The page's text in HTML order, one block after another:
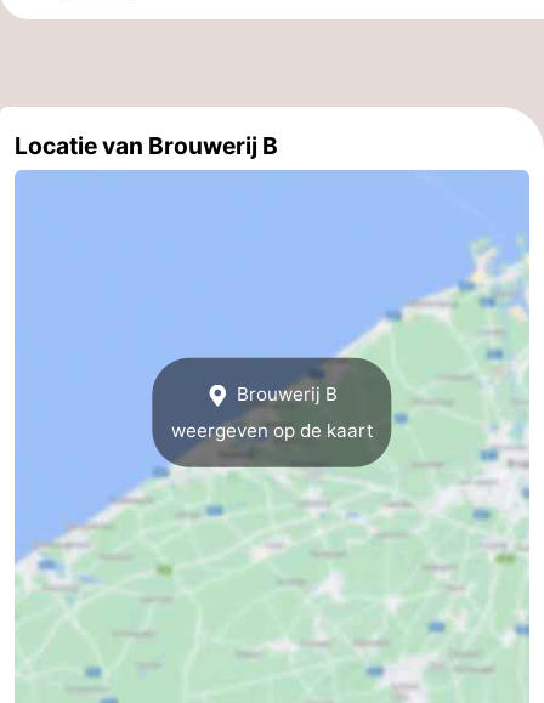
en
Evenementen
Reisboekenwinkel
Nieuws
Medische
adressen
Regio
Zeeuws-
Locatie van Brouwerij B
Brouwerij B
weergeven op de kaart